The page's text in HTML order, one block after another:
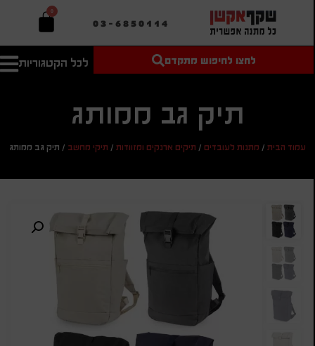
03-6850114
0
לכל הקטגוריות
טקסט חופשי
מחיר מיני'
חיפוש
לחצו לחיפוש מתקדם
תיק גב ממותג
עמוד הבית/ מתנות לעובדים/ תיקים ארנקים ומזוודות/ תיקי מחשב/ תיק גב ממותג